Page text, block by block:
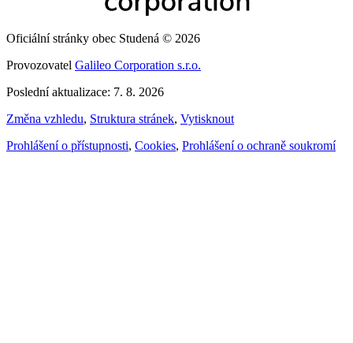
Oficiální stránky obec Studená © 2026
Provozovatel Galileo Corporation s.r.o.
Poslední aktualizace: 7. 8. 2026
Změna vzhledu, Struktura stránek, Vytisknout
Prohlášení o přístupnosti, Cookies, Prohlášení o ochraně soukromí